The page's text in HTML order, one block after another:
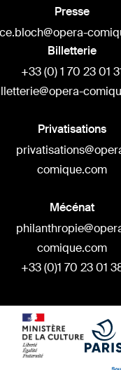
Presse
Billetterie
+33 (0) 1 70 23 01
Privatisations
comique.com
Mécénat
comique.com
+33 (0)1 70 23 01